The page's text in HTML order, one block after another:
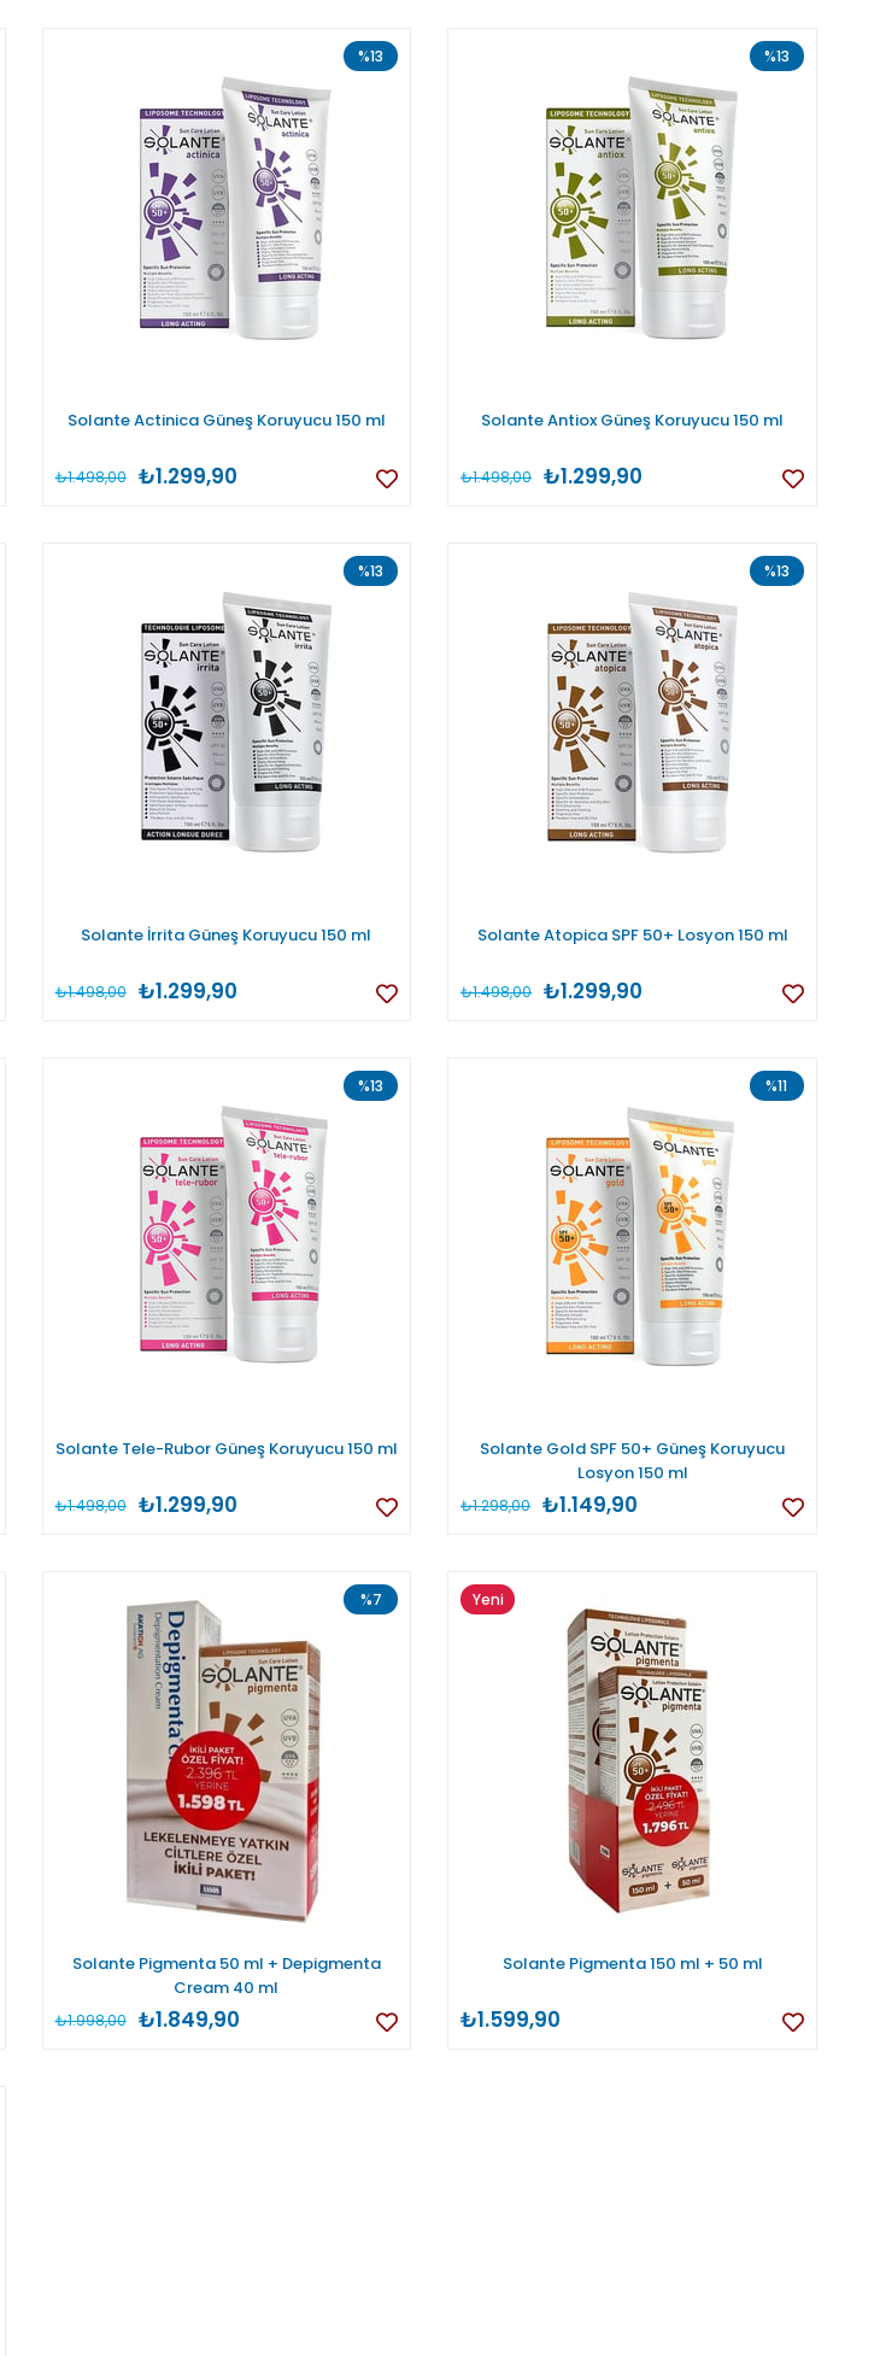
Solante Actinica Güneş Koruyucu 150 ml
₺1.299,90
₺1.498,00
%13
Solante Antiox Güneş Koruyucu 150 ml
₺1.299,90
₺1.498,00
%13
Solante İrrita Güneş Koruyucu 150 ml
₺1.299,90
₺1.498,00
%13
Solante Atopica SPF 50+ Losyon 150 ml
₺1.299,90
₺1.498,00
%13
Solante Tele-Rubor Güneş Koruyucu 150 ml
₺1.299,90
₺1.498,00
%13
Solante Gold SPF 50+ Güneş Koruyucu
Losyon 150 ml
₺1.149,90
₺1.298,00
%11
Solante Pigmenta 50 ml + Depigmenta
Cream 40 ml
₺1.849,90
₺1.998,00
%7
Solante Pigmenta 150 ml + 50 ml
₺1.599,90
Yeni